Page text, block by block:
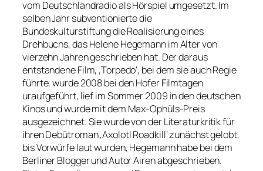
vom Deutschlandradio als Hörspiel umgesetzt. Im
selben Jahr subventionierte die
Bundeskulturstiftung die Realisierung eines
Drehbuchs, das Helene Hegemann im Alter von
vierzehn Jahren geschrieben hat. Der daraus
entstandene Film, ‚Torpedo‘, bei dem sie auch Regie
führte, wurde 2008 bei den Hofer Filmtagen
uraufgeführt, lief im Sommer 2009 in den deutschen
Kinos und wurde mit dem Max-Ophüls-Preis
ausgezeichnet. Sie wurde von der Literaturkritik für
ihren Debütroman ‚Axolotl Roadkill‘ zunächst gelobt,
bis Vorwürfe laut wurden, Hegemann habe bei dem
Berliner Blogger und Autor Airen abgeschrieben.